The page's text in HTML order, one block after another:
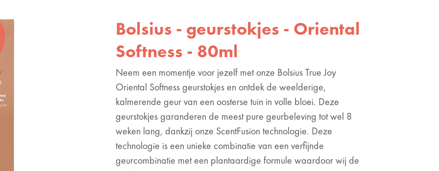
Bolsius - geurstokjes - Oriental
Softness - 80ml
Neem een momentje voor jezelf met onze Bolsius True Joy
Oriental Softness geurstokjes en ontdek de weelderige,
kalmerende geur van een oosterse tuin in volle bloei. Deze
geurstokjes garanderen de meest pure geurbeleving tot wel 8
weken lang, dankzij onze ScentFusion technologie. Deze
technologie is een unieke combinatie van een verfijnde
geurcombinatie met een plantaardige formule waardoor wij de